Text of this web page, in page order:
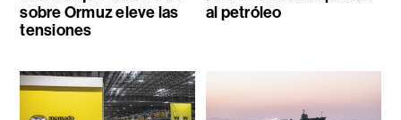
sobre Ormuz eleve las
tensiones
al petróleo